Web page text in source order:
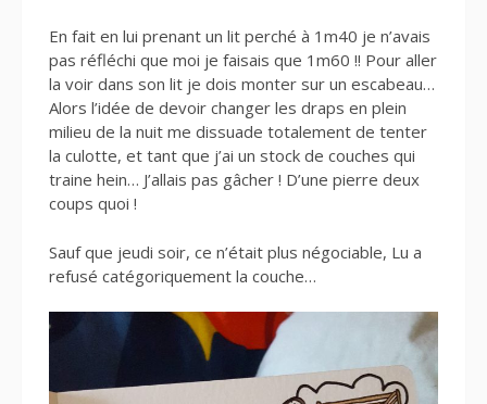
En fait en lui prenant un lit perché à 1m40 je n’avais
pas réfléchi que moi je faisais que 1m60 !! Pour aller
la voir dans son lit je dois monter sur un escabeau…
Alors l’idée de devoir changer les draps en plein
milieu de la nuit me dissuade totalement de tenter
la culotte, et tant que j’ai un stock de couches qui
traine hein… J’allais pas gâcher ! D’une pierre deux
coups quoi !
Sauf que jeudi soir, ce n’était plus négociable, Lu a
refusé catégoriquement la couche…